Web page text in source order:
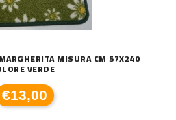
MISURA CM 57X240
VERDE
€13,00